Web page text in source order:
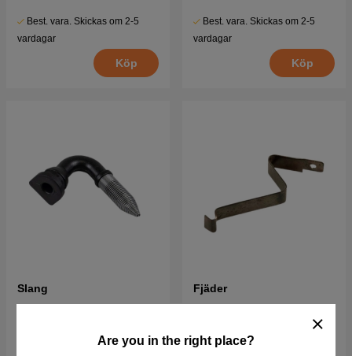
Are you in the right place?
Best. vara. Skickas om 2-5
vardagar
Köp
Best. vara. Skickas om 2-5
vardagar
Köp
Slang Fjäder